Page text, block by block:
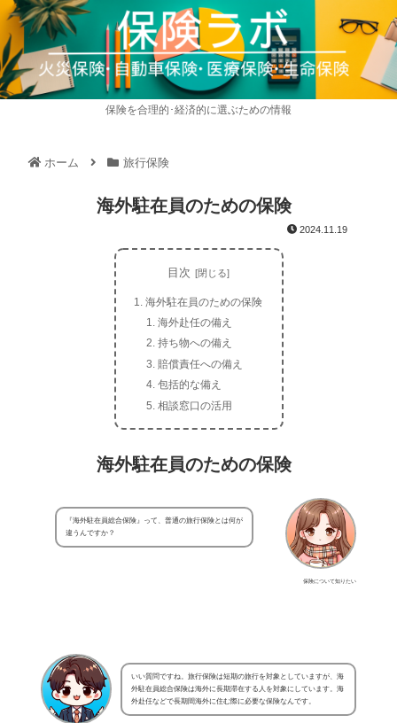
保険を合理的･経済的に選ぶための情報
ホーム 旅行保険
海外駐在員のための保険
2024.11.19
目次
海外駐在員のための保険
海外赴任の備え
持ち物への備え
賠償責任への備え
包括的な備え
相談窓口の活用
海外駐在員のための保険
保険について知りたい
『海外駐在員総合保険』って、普通の旅行保険とは何が
違うんですか？
いい質問ですね。旅行保険は短期の旅行を対象としていますが、海
外駐在員総合保険は海外に長期滞在する人を対象にしています。海
外赴任などで長期間海外に住む際に必要な保険なんです。